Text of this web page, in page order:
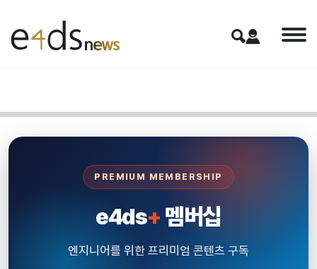
PREMIUM MEMBERSHIP
e4ds+ 멤버십
엔지니어를 위한 프리미엄 콘텐츠 구독